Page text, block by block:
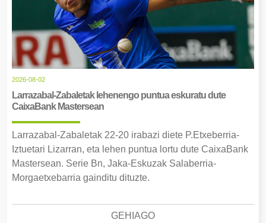
2026-08-02
Larrazabal-Zabaletak lehenengo puntua eskuratu dute
CaixaBank Mastersean
Larrazabal-Zabaletak 22-20 irabazi diete P.Etxeberria-
Iztuetari Lizarran, eta lehen puntua lortu dute CaixaBank
Mastersean. Serie Bn, Jaka-Eskuzak Salaberria-
Morgaetxebarria gainditu dituzte.
GEHIAGO